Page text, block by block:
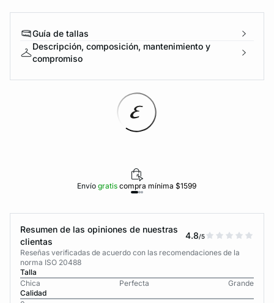
Guía de tallas
Descripción, composición, mantenimiento y
compromiso
Envíogratiscompra mínima $1599
Resumen de las opiniones de nuestras
clientas
4.8/5
Reseñas verificadas de acuerdo con las recomendaciones de la
norma ISO 20488
Talla
Chica
Perfecta
Grande
Calidad